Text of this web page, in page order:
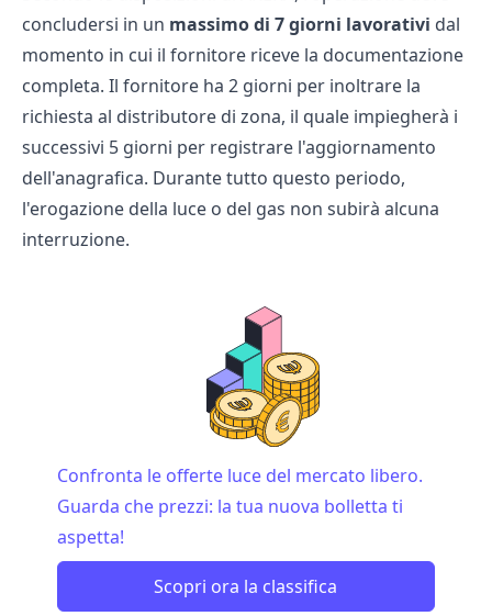
concludersi in un massimo di 7 giorni lavorativi dal
momento in cui il fornitore riceve la documentazione
completa. Il fornitore ha 2 giorni per inoltrare la
richiesta al distributore di zona, il quale impiegherà i
successivi 5 giorni per registrare l'aggiornamento
dell'anagrafica. Durante tutto questo periodo,
l'erogazione della luce o del gas non subirà alcuna
interruzione.
Confronta le offerte luce del mercato libero.
Guarda che prezzi: la tua nuova bolletta ti
aspetta!
Scopri ora la classifica